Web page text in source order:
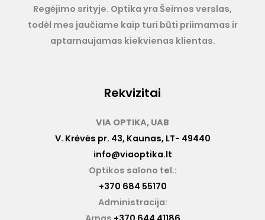
Regėjimo srityje. Optika yra Šeimos verslas,
todėl mes jaučiame kaip turi būti priimamas ir
aptarnaujamas kiekvienas klientas.
Rekvizitai
VIA OPTIKA, UAB
V. Krėvės pr. 43, Kaunas, LT- 49440
info@viaoptika.lt
Optikos salono tel.:
+370 684 55170
Administracija: